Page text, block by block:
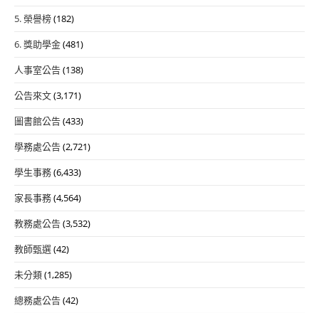
5. 榮譽榜(182)
6. 獎助學金(481)
人事室公告(138)
公告來文(3,171)
圖書館公告(433)
學務處公告(2,721)
學生事務(6,433)
家長事務(4,564)
教務處公告(3,532)
教師甄選(42)
未分類(1,285)
總務處公告(42)